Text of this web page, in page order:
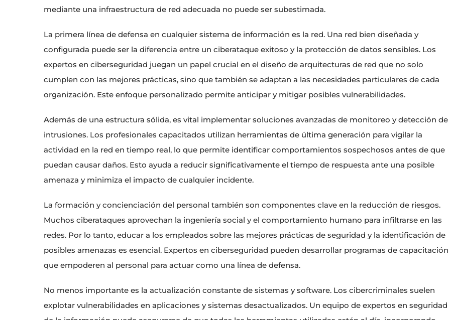
mediante una infraestructura de red adecuada no puede ser subestimada.
La primera línea de defensa en cualquier sistema de información es la red. Una red bien diseñada y
configurada puede ser la diferencia entre un ciberataque exitoso y la protección de datos sensibles. Los
expertos en ciberseguridad juegan un papel crucial en el diseño de arquitecturas de red que no solo
cumplen con las mejores prácticas, sino que también se adaptan a las necesidades particulares de cada
organización. Este enfoque personalizado permite anticipar y mitigar posibles vulnerabilidades.
Además de una estructura sólida, es vital implementar soluciones avanzadas de monitoreo y detección de
intrusiones. Los profesionales capacitados utilizan herramientas de última generación para vigilar la
actividad en la red en tiempo real, lo que permite identificar comportamientos sospechosos antes de que
puedan causar daños. Esto ayuda a reducir significativamente el tiempo de respuesta ante una posible
amenaza y minimiza el impacto de cualquier incidente.
La formación y concienciación del personal también son componentes clave en la reducción de riesgos.
Muchos ciberataques aprovechan la ingeniería social y el comportamiento humano para infiltrarse en las
redes. Por lo tanto, educar a los empleados sobre las mejores prácticas de seguridad y la identificación de
posibles amenazas es esencial. Expertos en ciberseguridad pueden desarrollar programas de capacitación
que empoderen al personal para actuar como una línea de defensa.
No menos importante es la actualización constante de sistemas y software. Los cibercriminales suelen
explotar vulnerabilidades en aplicaciones y sistemas desactualizados. Un equipo de expertos en seguridad